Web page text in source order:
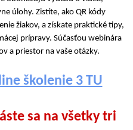
úlohy. Zistíte, ako QR kódy
žiakov, a získate praktické tipy,
prípravy. Súčasťou webinára
a priestor na vaše otázky.
školenie 3 TU
sa na všetky tri